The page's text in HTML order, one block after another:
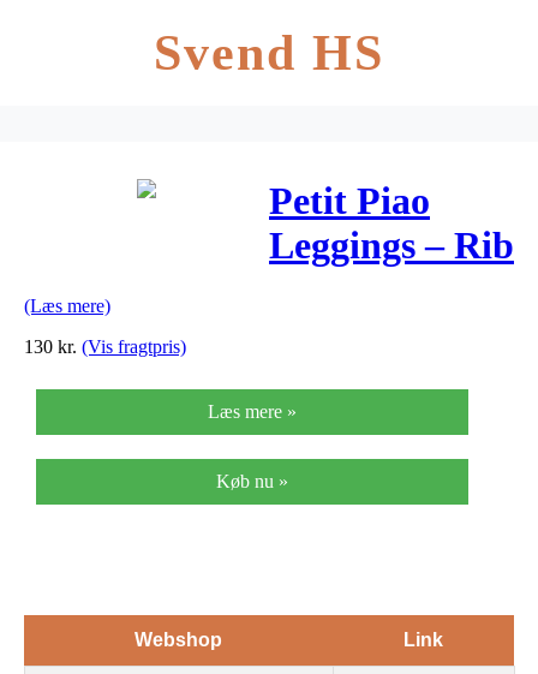
Svend HS
Petit Piao
Leggings – Rib
(Læs mere)
130 kr. (Vis fragtpris)
Læs mere »
Køb nu »
Webshop Link